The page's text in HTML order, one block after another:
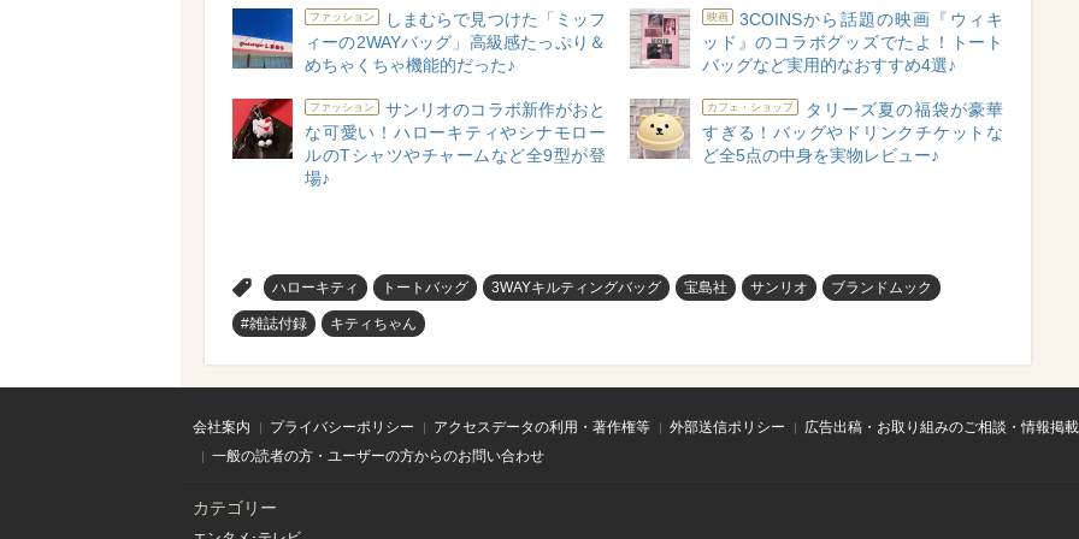
ファッション
しまむらで見つけた「ミッフ
ィーの2WAYバッグ」高級感たっぷり＆
めちゃくちゃ機能的だった♪
映画
3COINSから話題の映画『ウィキ
ッド』のコラボグッズでたよ！トート
バッグなど実用的なおすすめ4選♪
ファッション
サンリオのコラボ新作がおと
な可愛い！ハローキティやシナモロー
ルのTシャツやチャームなど全9型が登
場♪
カフェ・ショップ
タリーズ夏の福袋が豪華
すぎる！バッグやドリンクチケットな
ど全5点の中身を実物レビュー♪
ハローキティ トートバッグ 3WAYキルティングバッグ 宝島社 サンリオ ブランドムック
#雑誌付録 キティちゃん
会社案内 プライバシーポリシー アクセスデータの利用・著作権等 外部送信ポリシー
広告出稿・お取り組みのご相談・情報掲
一般の読者の方・ユーザーの方からのお問い合わせ
カテゴリー